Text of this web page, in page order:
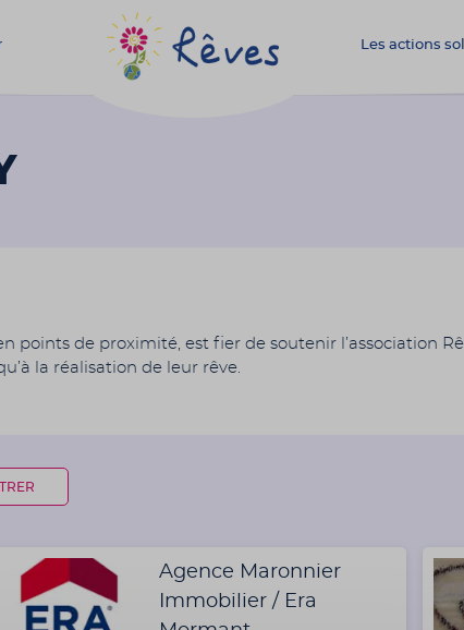
Les actions
points de proximité, est fier de soutenir l’association
la réalisation de leur rêve.
Agence Maronnier
Immobilier / Era